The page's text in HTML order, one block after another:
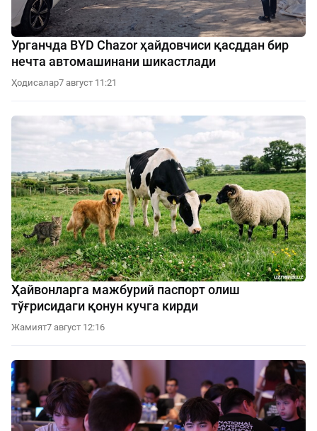
Урганчда BYD Chazor ҳайдовчиси қасддан бир
нечта автомашинани шикастлади
Ҳодисалар7 август 11:21
Ҳайвонларга мажбурий паспорт олиш
тўғрисидаги қонун кучга кирди
Жамият7 август 12:16